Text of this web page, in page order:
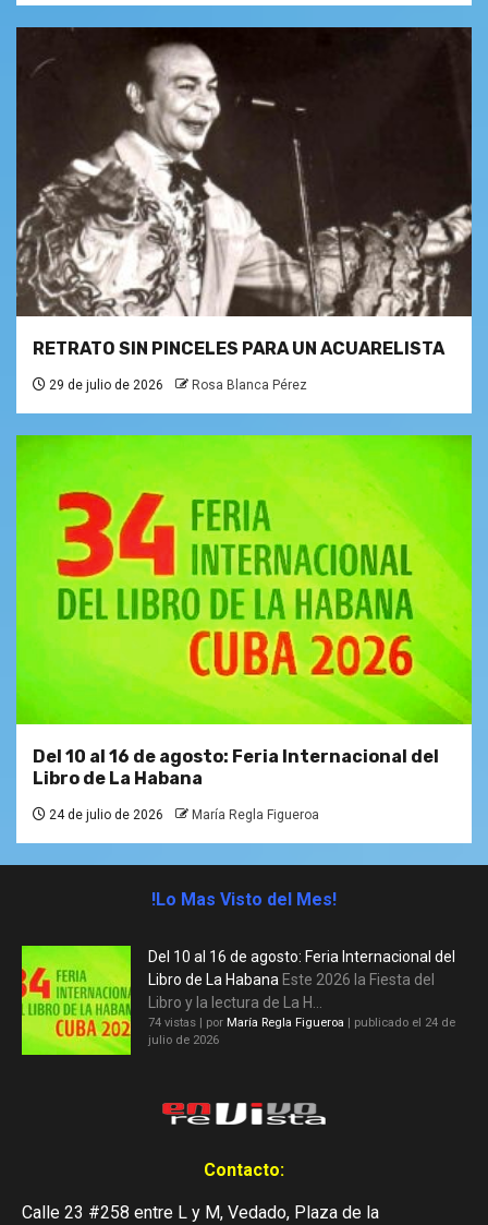
RETRATO SIN PINCELES PARA UN ACUARELISTA
29 de julio de 2026 Rosa Blanca Pérez
Del 10 al 16 de agosto: Feria Internacional del
Libro de La Habana
24 de julio de 2026 María Regla Figueroa
!Lo Mas Visto del Mes!
Del 10 al 16 de agosto: Feria Internacional del
Libro de La Habana Este 2026 la Fiesta del
Libro y la lectura de La H...
74 vistas por María Regla Figueroa
publicado el 24 de
julio de 2026
Contacto:
Calle 23 #258 entre L y M, Vedado, Plaza de la